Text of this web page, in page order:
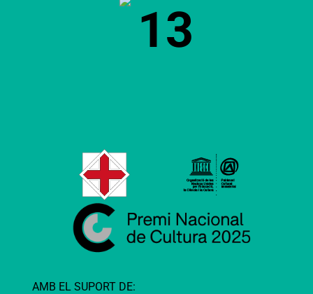
13
AMB EL SUPORT DE: